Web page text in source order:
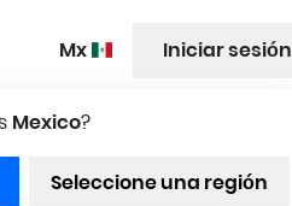
mx
Mexico?
Seleccione una región
Iniciar sesión